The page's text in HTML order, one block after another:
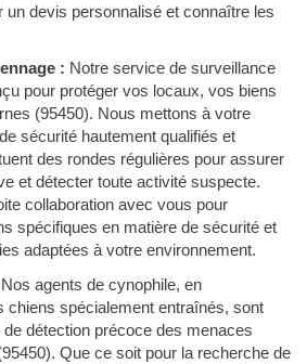
un devis personnalisé et connaître les
: Notre service de surveillance
pour protéger vos locaux, vos biens
(95450). Nous mettons à votre
sécurité hautement qualifiés et
des rondes régulières pour assurer
et détecter toute activité suspecte.
collaboration avec vous pour
spécifiques en matière de sécurité et
adaptées à votre environnement.
Nos agents de cynophile, en
chiens spécialement entraînés, sont
détection précoce des menaces
Que ce soit pour la recherche de